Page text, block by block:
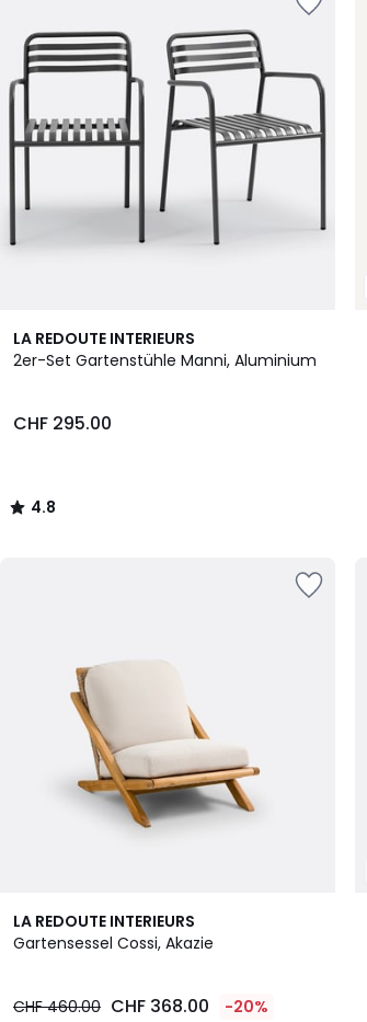
LA REDOUTE INTERIEURS
2er-Set Gartenstühle Manni, Aluminium
CHF 295.00
4.8
/ 5
4.8
/
LA REDOUTE INTERIEURS
Gartensessel Cossi, Akazie
CHF 460.00 CHF 368.00 -20%
4.8
/ 5